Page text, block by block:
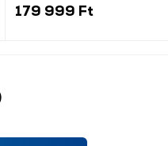
179 999 Ft